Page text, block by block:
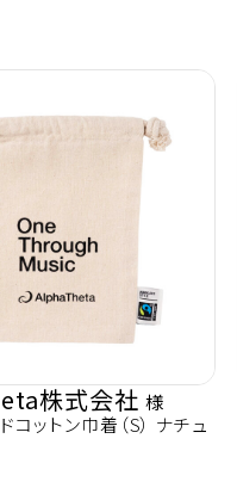
株式会社 様
コットン巾着（S） ナチュ